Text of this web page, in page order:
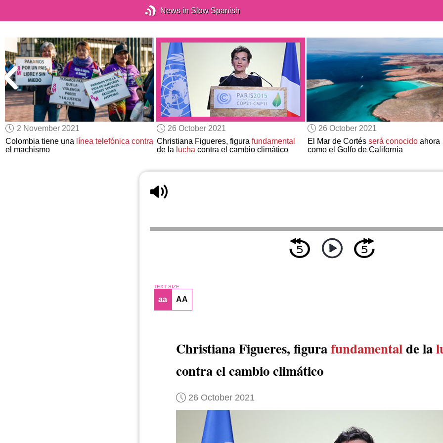
News in Slow Spanish
2 November 2021
Colombia tiene una línea telefónica contra
el machismo
26 October 2021
Christiana Figueres, figura fundamental
de la luchacontra el cambio climático
26 October 2021
El Mar de Cortés será conocidoahora
como el Golfo de California
TEXT SIZE
aa AA
Christiana Figueres, figurafundamentalde la
contra el cambio climático
26 October 2021